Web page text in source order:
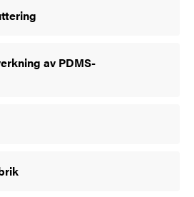
av PDMS-